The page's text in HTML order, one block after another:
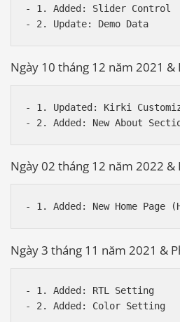
- 1. Added: Slider Control
Ngày 10 tháng 12 năm 2021 &
- 1. Updated: Kirki
Ngày 02 tháng 12 năm 2022 &
Ngày 3 tháng 11 năm 2021 &
- 1. Added: RTL Setting